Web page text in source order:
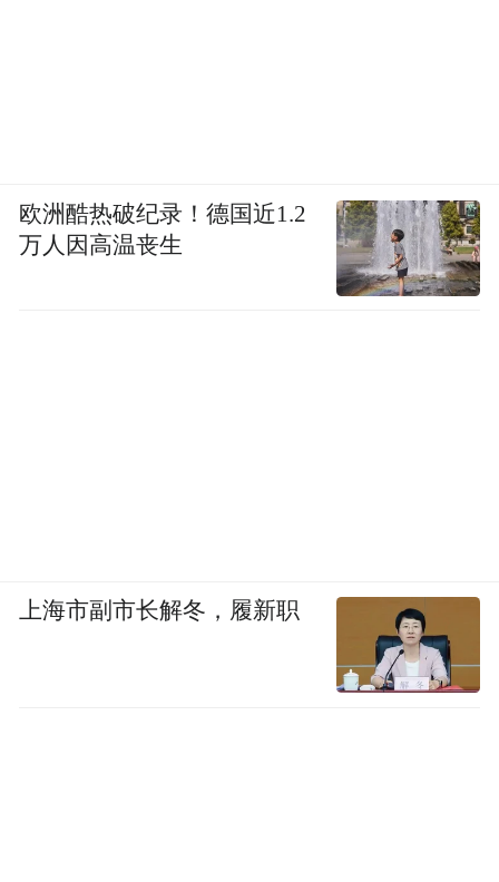
欧洲酷热破纪录！德国近1.2
万人因高温丧生
上海市副市长解冬，履新职